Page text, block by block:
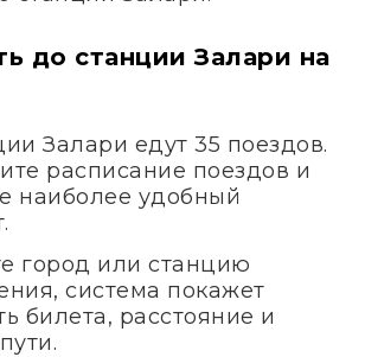
до станции Залари на
Залари едут 35 поездов.
расписание поездов и
наиболее удобный
город или станцию
система покажет
билета, расстояние и